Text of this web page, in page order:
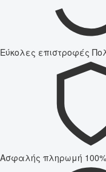
Εύκολες επιστροφές
Ασφαλής πληρωμή